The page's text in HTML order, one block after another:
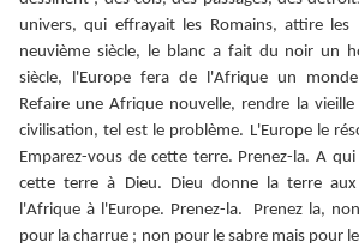
univers, qui effrayait les Romains, attire les
neuvième siècle, le blanc a fait du noir un
siècle, l'Europe fera de l'Afrique un
Refaire une Afrique nouvelle, rendre la
civilisation, tel est le problème. L'Europe le
Emparez-vous de cette terre. Prenez-la. A
cette terre à Dieu. Dieu donne la terre
l'Afrique à l'Europe. Prenez-la. Prenez la,
pour la charrue ; non pour le sabre mais pour